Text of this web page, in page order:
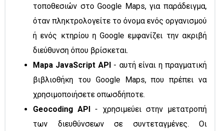
τοποθεσιών στο Google Maps, για παράδειγμα,
όταν πληκτρολογείτε το όνομα ενός οργανισμού
ή ενός κτηρίου η Google εμφανίζει την ακριβή
διεύθυνση όπου βρίσκεται.
Mapa JavaScript API - αυτή είναι η πραγματική
βιβλιοθήκη του Google Maps, που πρέπει να
χρησιμοποιήσετε οπωσδήποτε.
Geocoding API - χρησιμεύει στην μετατροπή
των διευθύνσεων σε συντεταγμένες. Οι